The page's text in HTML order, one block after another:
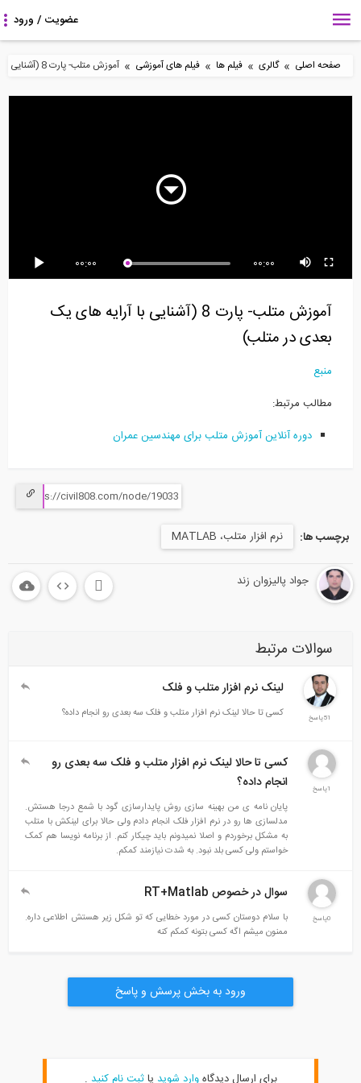
صفحه اصلی » گالری » فیلم ها » فیلم های آموزشی » آموزش متلب- پارت 8 (آشنایی با آرایه های یک بعدی در متلب)
26:27
نرم افزار CSI SAFE...
8:43
بتنی (ترجمه و...
2:27
فایل فونداسیون...
00:00 00:00
آموزش متلب- پارت 8 (آشنایی با آرایه های یک
بعدی در متلب)
منبع
مطالب مرتبط:
دوره آنلاین آموزش متلب برای مهندسین عمران
برچسب ها: نرم افزار متلب، MATLAB
جواد پالیزوان زند
سوالات مرتبط
51پاسخ
لینک نرم افزار متلب و فلک
کسی تا حالا لینک نرم افزار متلب و فلک سه بعدی رو انجام داده؟
کسی تا حالا لینک نرم افزار متلب و فلک سه بعدی رو
انجام داده؟
پایان نامه ی من بهینه سازی روش پایدارسازی گود با شمع درجا هستش.
مدلسازی ها رو در نرم افزار فلک انجام دادم ولی حالا برای لینکش با متلب
به مشکل برخوردم و اصلا نمیدونم باید چیکار کنم. از برنامه نویسا هم کمک
خواستم ولی کسی بلد نبود. به شدت نیازمند کمکم.
سوال در خصوص RT+Matlab
با سلام دوستان کسی در مورد خطایی که تو شکل زیر هستش اطلاعی داره.
ممنون میشم اگه کسی بتونه کمکم کنه
ورود به بخش پرسش و پاسخ
برای ارسال دیدگاهوارد شویدیاثبت نام کنید.